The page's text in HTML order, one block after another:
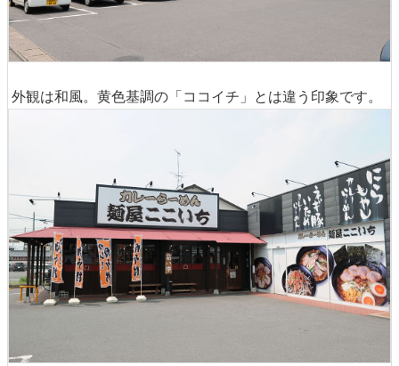
外観は和風。黄色基調の「ココイチ」とは違う印象です。